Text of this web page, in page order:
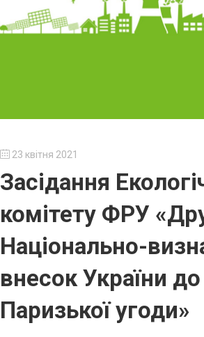
23 квітня 2021
Засідання
комітету ФРУ
Національно-
внесок України до
Паризької угоди»